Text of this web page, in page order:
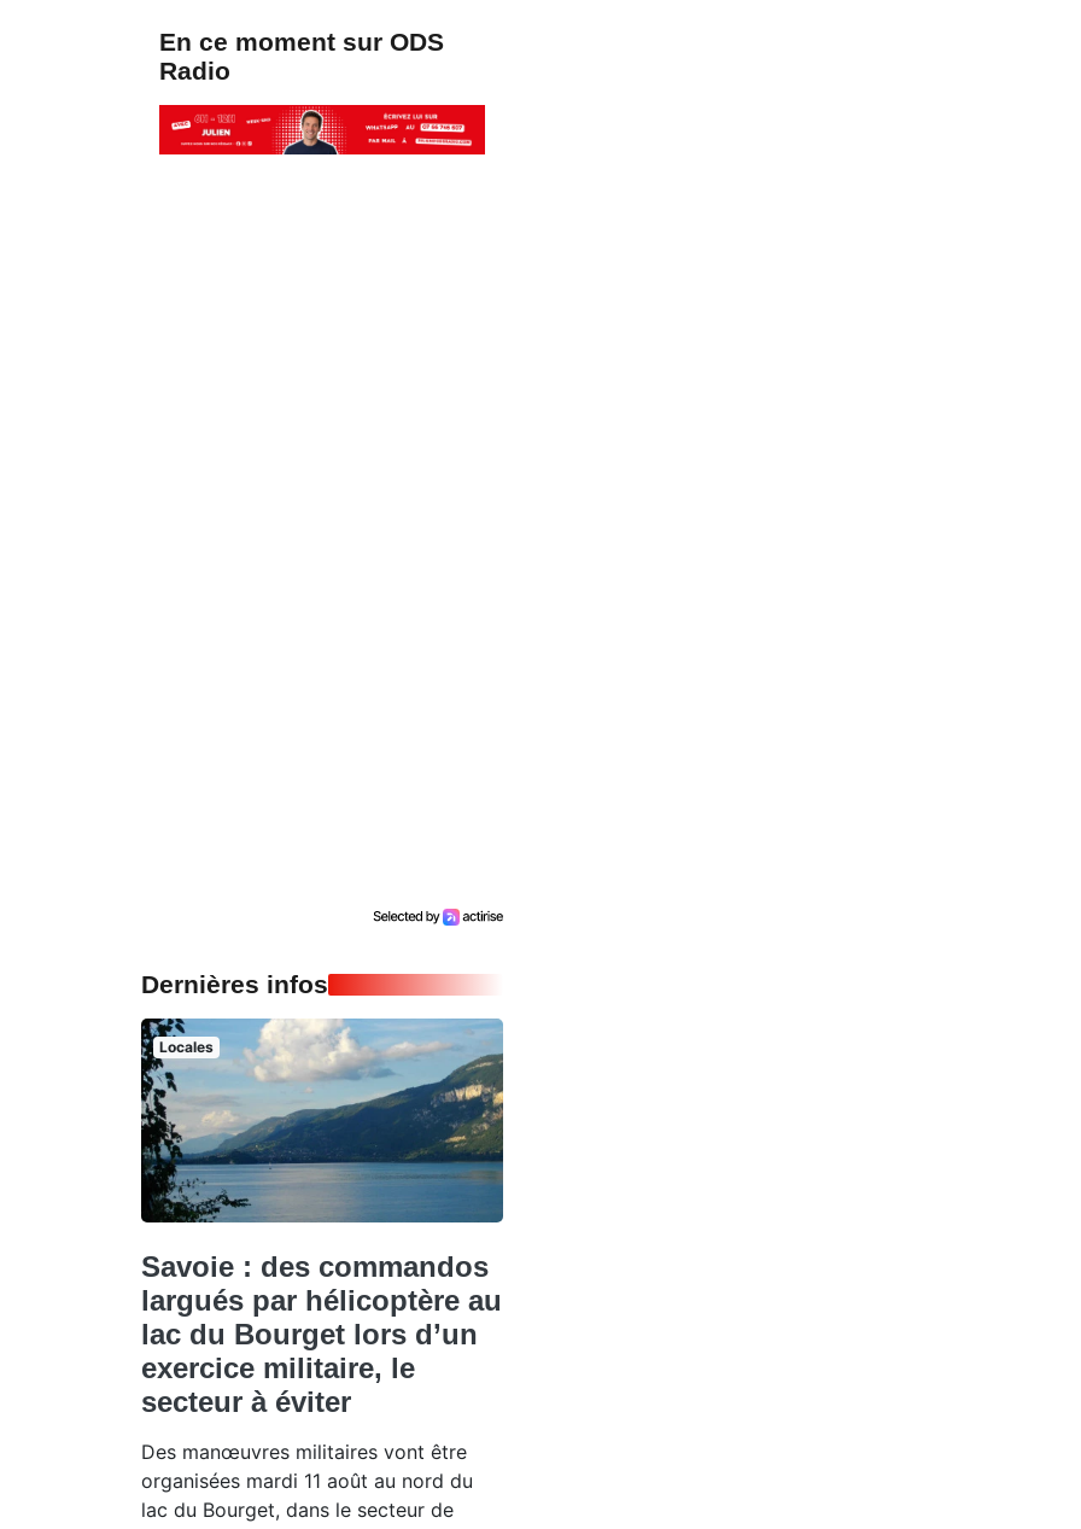
En ce moment sur ODS
Radio
Dernières infos
Locales
Savoie : des commandos
largués par hélicoptère au
lac du Bourget lors d’un
exercice militaire, le
secteur à éviter
Des manœuvres militaires vont être
organisées mardi 11 août au nord du
lac du Bourget, dans le secteur de